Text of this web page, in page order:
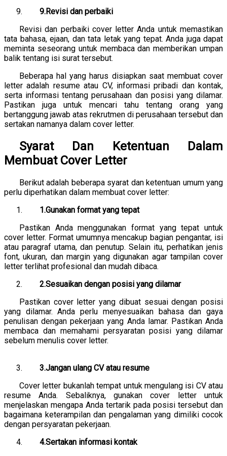
9.Revisi dan perbaiki
Revisi dan perbaiki cover letter Anda untuk memastikan
tata bahasa, ejaan, dan tata letak yang tepat. Anda juga dapat
meminta seseorang untuk membaca dan memberikan umpan
balik tentang isi surat tersebut.
Beberapa hal yang harus disiapkan saat membuat cover
letter adalah resume atau CV, informasi pribadi dan kontak,
serta informasi tentang perusahaan dan posisi yang dilamar.
Pastikan juga untuk mencari tahu tentang orang yang
bertanggung jawab atas rekrutmen di perusahaan tersebut dan
sertakan namanya dalam cover letter.
Syarat Dan Ketentuan Dalam
Membuat Cover Letter
Berikut adalah beberapa syarat dan ketentuan umum yang
perlu diperhatikan dalam membuat cover letter:
1.Gunakan format yang tepat
Pastikan Anda menggunakan format yang tepat untuk
cover letter. Format umumnya mencakup bagian pengantar, isi
atau paragraf utama, dan penutup. Selain itu, perhatikan jenis
font, ukuran, dan margin yang digunakan agar tampilan cover
letter terlihat profesional dan mudah dibaca.
2.Sesuaikan dengan posisi yang dilamar
Pastikan cover letter yang dibuat sesuai dengan posisi
yang dilamar. Anda perlu menyesuaikan bahasa dan gaya
penulisan dengan pekerjaan yang Anda lamar. Pastikan Anda
membaca dan memahami persyaratan posisi yang dilamar
sebelum menulis cover letter.
3.Jangan ulang CV atau resume
Cover letter bukanlah tempat untuk mengulang isi CV atau
resume Anda. Sebaliknya, gunakan cover letter untuk
menjelaskan mengapa Anda tertarik pada posisi tersebut dan
bagaimana keterampilan dan pengalaman yang dimiliki cocok
dengan persyaratan pekerjaan.
4.Sertakan informasi kontak